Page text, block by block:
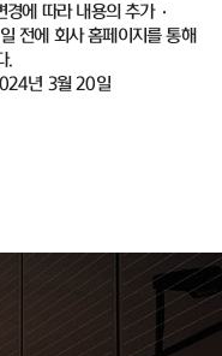
경에 따라 내용의 추가·
일 전에 회사 홈페이지를 통해
.
년 3월20일